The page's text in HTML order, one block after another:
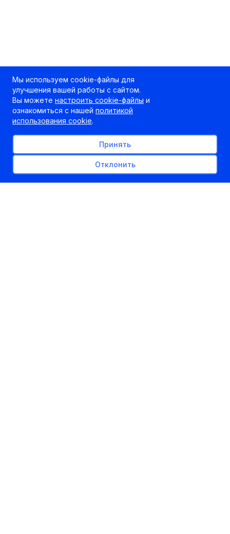
Мы используем cookie-файлы для
улучшения вашей работы с сайтом.
Вы можете настроить cookie-файлы и
ознакомиться с нашей политикой
использования cookie.
Принять
Отклонить